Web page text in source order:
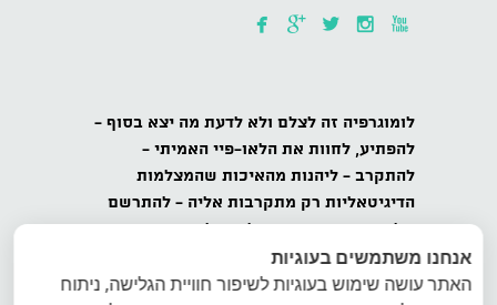
    
לומוגרפיה זה לצלם ולא לדעת מה יצא בסוף -
להפתיע, לחוות את הלאו-פיי האמיתי -
להתקרב - ליהנות מהאיכות שהמצלמות
הדיגיטאליות רק מתקרבות אליה - להתרשם
-להתנסות בתוך המגבלות - להשתפר.
כל הזכויות שמורות לאינטרפוטו, לומוגרפיה
אנחנו משתמשים בעוגיות
האתר עושה שימוש בעוגיות לשיפור חוויית הגלישה, ניתוח